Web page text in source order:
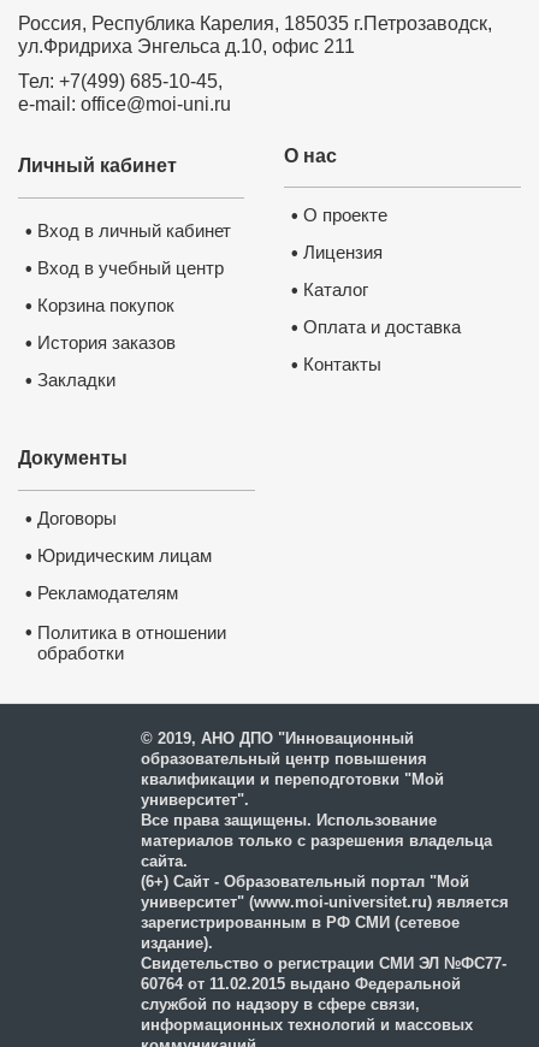
Россия, Республика Карелия, 185035 г.Петрозаводск,
ул.Фридриха Энгельса д.10, офис 211
Тел: +7(499) 685-10-45,
e-mail: office@moi-uni.ru
О нас
• О проекте
• Лицензия
• Каталог
• Оплата и доставка
• Контакты
Личный кабинет
• Вход в личный кабинет
• Вход в учебный центр
• Корзина покупок
• История заказов
• Закладки
Документы
• Договоры
• Юридическим лицам
• Рекламодателям
• Политика в отношении
обработки
© 2019, АНО ДПО "Инновационный
образовательный центр повышения
квалификации и переподготовки "Мой
университет".
Все права защищены. Использование
материалов только с разрешения владельца
сайта.
(6+) Сайт - Образовательный портал "Мой
университет" (www.moi-universitet.ru) является
зарегистрированным в РФ СМИ (сетевое
издание).
Свидетельство о регистрации СМИ ЭЛ №ФС77-
60764 от 11.02.2015 выдано Федеральной
службой по надзору в сфере связи,
информационных технологий и массовых